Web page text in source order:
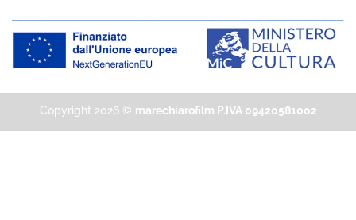
Copyright 2026 © marechiarofilm P.IVA 09420581002